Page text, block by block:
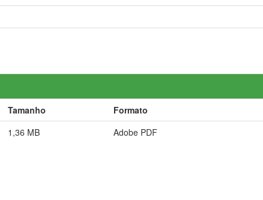
Tamanho
Formato
1,36 MB Adobe PDF